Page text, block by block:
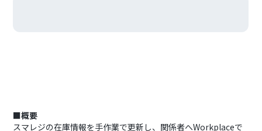
■概要
スマレジの在庫情報を手作業で更新し、関係者へWorkplaceで